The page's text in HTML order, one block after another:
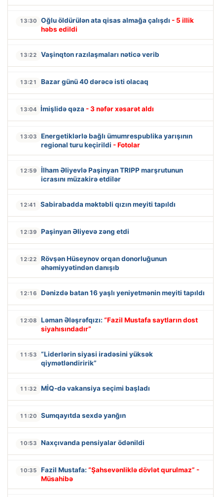
13:30 Oğlu öldürülən ata qisas almağa çalışdı - 5 illik
həbs edildi
13:22 Vaşinqton razılaşmaları nəticə verib
13:21 Bazar günü 40 dərəcə isti olacaq
13:04 İmişlidə qəza - 3 nəfər xəsarət aldı
13:03
Energetiklərlə bağlı ümumrespublika yarışının
regional turu keçirildi - Fotolar
12:59
İlham Əliyevlə Paşinyan TRIPP marşrutunun
icrasını müzakirə etdilər
12:41 Sabirabadda məktəbli qızın meyiti tapıldı
12:39 Paşinyan Əliyevə zəng etdi
12:22
Rövşən Hüseynov orqan donorluğunun
əhəmiyyətindən danışıb
12:16 Dənizdə batan 16 yaşlı yeniyetmənin meyiti tapıldı
12:08 Ləman Ələşrəfqızı: “Fazil Mustafa saytların dost
siyahısındadır”
11:53
“Liderlərin siyasi iradəsini yüksək
qiymətləndiririk”
11:32 MİQ-də vakansiya seçimi başladı
11:20 Sumqayıtda sexdə yanğın
10:53 Naxçıvanda pensiyalar ödənildi
10:35 Fazil Mustafa: “Şahsevənliklə dövlət qurulmaz” -
Müsahibə